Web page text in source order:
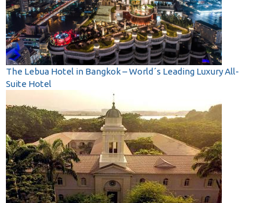
The Lebua Hotel in Bangkok – World´s Leading Luxury All-
Suite Hotel